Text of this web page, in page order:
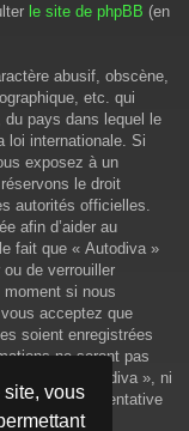
site, vous
le site de phpBB (en
abusif, obscène,
etc. qui
pays dans lequel le
loi internationale. Si
exposez à un
le droit
autorités officielles.
afin d’aider au
fait que « Autodiva »
de verrouiller
moment si nous
acceptez que
soient enregistrées
ne seront pas
ni « Autodiva », ni
en cas de tentative
données.